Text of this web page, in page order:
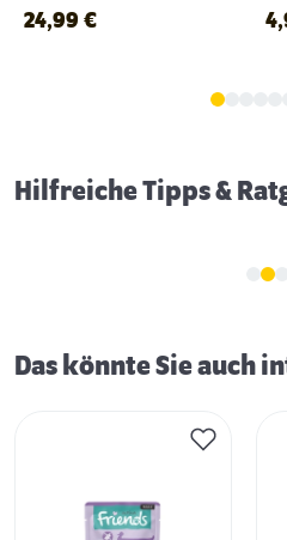
cm
24,99 €
Hilfreiche Tipps &
Das könnte Sie auch